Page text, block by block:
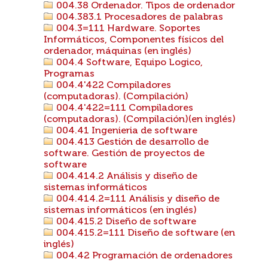
004.38 Ordenador. Tipos de ordenador
004.383.1 Procesadores de palabras
004.3=111 Hardware. Soportes
Informáticos, Componentes físicos del
ordenador, máquinas (en inglés)
004.4 Software, Equipo Logico,
Programas
004.4'422 Compiladores
(computadoras). (Compilación)
004.4'422=111 Compiladores
(computadoras). (Compilación)(en inglés)
004.41 Ingenieria de software
004.413 Gestión de desarrollo de
software. Gestión de proyectos de
software
004.414.2 Análisis y diseño de
sistemas informáticos
004.414.2=111 Análisis y diseño de
sistemas informáticos (en inglés)
004.415.2 Diseño de software
004.415.2=111 Diseño de software (en
inglés)
004.42 Programación de ordenadores